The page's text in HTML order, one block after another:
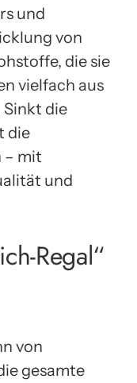
und
von
die sie
vielfach aus
die
die
– mit
und
Regal“
von
gesamte